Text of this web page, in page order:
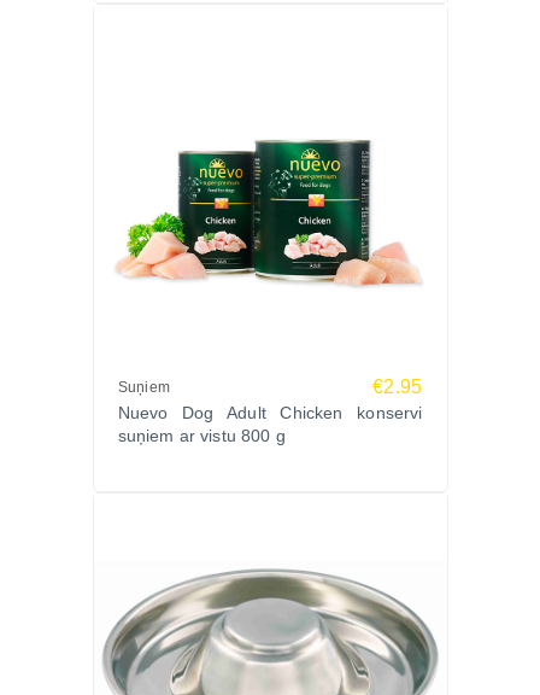
Suņiem €2.95
Nuevo Dog Adult Chicken konservi
suņiem ar vistu 800 g